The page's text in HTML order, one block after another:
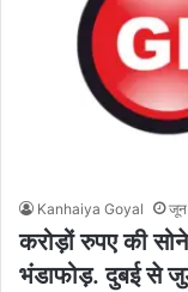
Kanhaiya Goyal
करोड़ों रुपए की
भंडाफोड़. दुबई से